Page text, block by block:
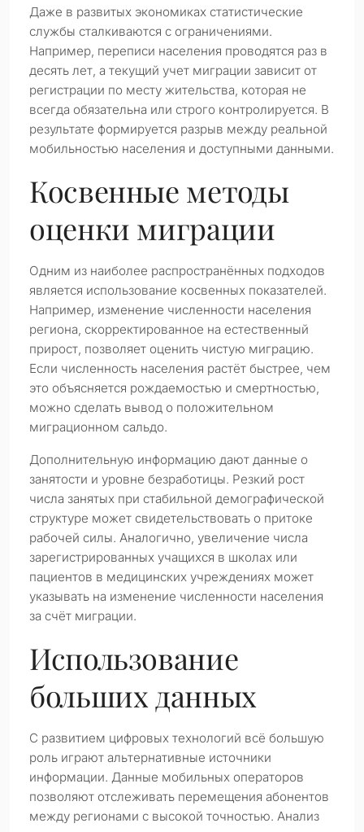
Даже в развитых экономиках статистические
службы сталкиваются с ограничениями.
Например, переписи населения проводятся раз в
десять лет, а текущий учет миграции зависит от
регистрации по месту жительства, которая не
всегда обязательна или строго контролируется. В
результате формируется разрыв между реальной
мобильностью населения и доступными данными.
Косвенные методы
оценки миграции
Одним из наиболее распространённых подходов
является использование косвенных показателей.
Например, изменение численности населения
региона, скорректированное на естественный
прирост, позволяет оценить чистую миграцию.
Если численность населения растёт быстрее, чем
это объясняется рождаемостью и смертностью,
можно сделать вывод о положительном
миграционном сальдо.
Дополнительную информацию дают данные о
занятости и уровне безработицы. Резкий рост
числа занятых при стабильной демографической
структуре может свидетельствовать о притоке
рабочей силы. Аналогично, увеличение числа
зарегистрированных учащихся в школах или
пациентов в медицинских учреждениях может
указывать на изменение численности населения
за счёт миграции.
Использование
больших данных
С развитием цифровых технологий всё большую
роль играют альтернативные источники
информации. Данные мобильных операторов
позволяют отслеживать перемещения абонентов
между регионами с высокой точностью. Анализ